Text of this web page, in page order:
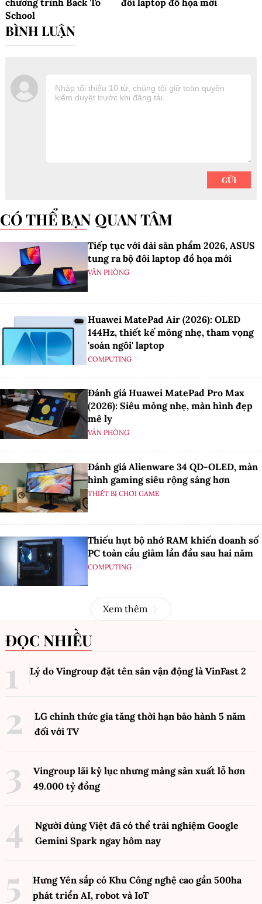
chương trình Back To
School
đôi laptop đồ họa mới
CÓ THỂ BẠN QUAN TÂM
Tiếp tục với dải sản phẩm 2026, ASUS
tung ra bộ đôi laptop đồ họa mới
VĂN PHÒNG
Huawei MatePad Air (2026): OLED
144Hz, thiết kế mỏng nhẹ, tham vọng
'soán ngôi' laptop
COMPUTING
Đánh giá Huawei MatePad Pro Max
(2026): Siêu mỏng nhẹ, màn hình đẹp
mê ly
VĂN PHÒNG
Đánh giá Alienware 34 QD-OLED, màn
hình gaming siêu rộng sáng hơn
THIẾT BỊ CHƠI GAME
Thiếu hụt bộ nhớ RAM khiến doanh số
PC toàn cầu giảm lần đầu sau hai năm
COMPUTING
Xem thêm
ĐỌC NHIỀU
Lý do Vingroup đặt tên sân vận động là VinFast 2
LG chính thức gia tăng thời hạn bảo hành 5 năm
đối với TV
Vingroup lãi kỷ lục nhưng mảng sản xuất lỗ hơn
49.000 tỷ đồng
Người dùng Việt đã có thể trải nghiệm Google
Gemini Spark ngay hôm nay
Hưng Yên sắp có Khu Công nghệ cao gần 500ha
phát triển AI, robot và IoT